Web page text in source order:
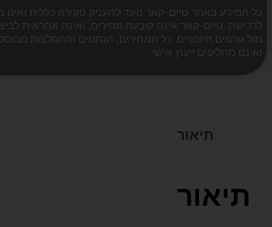
כל המידע באתר טיים-קאר נועד להעניק סקירה כללית ואינו
לרכישה. טיים-קאר אינה קובעת מחירים, ואינה אחראית
מול גורמים חיצוניים. כל המחירים, הנתונים וההמלצות
ואינם מחליפים ייעוץ אישי.
תיאור
תיאור